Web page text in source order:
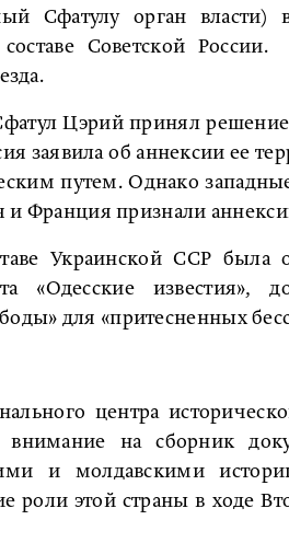
Сфатулу орган
составе Советской
Цэрий принял
заявила об аннексии ее
путем. Однако
и Франция признали
Украинской ССР была
«Одесские известия»,
для «притесненных
центра
на сборник
и молдавскими
роли этой страны в ходе